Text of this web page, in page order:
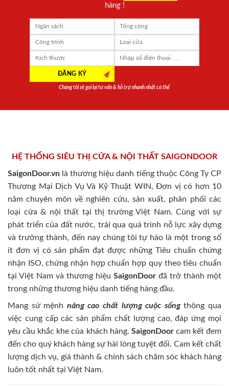
hàng !
Chúng tôi sẽ gọi lại tư vấn & hỗ trợ nhanh nhất có thể
HỆ THỐNG SIÊU THỊ CỬA & NỘI THẤT SAIGONDOOR
SaigonDoor.vn là thương hiệu danh tiếng thuộc Công Ty CP
Thương Mại Dịch Vụ Và Kỹ Thuật WIN, Đơn vị có hơn 10
năm chuyên môn về nghiên cứu, sản xuất, phân phối các
loại cửa & nội thất tại thị trường Việt Nam. Cùng với sự
phát triển của đất nước, trải qua quá trình nỗ lực xây dựng
và trưởng thành, đến nay chúng tôi tự hào là một trong số
ít đơn vị có sản phẩm đạt được những Tiêu chuẩn chứng
nhận ISO, chứng nhận hợp chuẩn hợp quy theo tiêu chuẩn
tại Việt Nam và thương hiệu SaigonDoor đã trở thành một
trong những thương hiệu danh tiếng hàng đầu.
Mang sứ mệnh nâng cao chất lượng cuộc sốngthông qua
việc cung cấp các sản phẩm chất lượng cao, đáp ứng mọi
yêu cầu khắc khe của khách hàng. SaigonDoorcam kết đem
đến cho quý khách hàng sự hài lòng tuyệt đối. Cam kết chất
lượng dịch vụ, giá thành & chính sách chăm sóc khách hàng
luôn tốt nhất tại Việt Nam.